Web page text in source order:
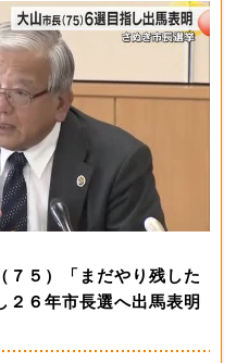
７５）「まだやり残した
２６年市長選へ出馬表明